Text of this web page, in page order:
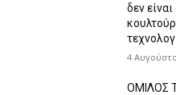
δεν
4
ΟΜΙΛΟΣ